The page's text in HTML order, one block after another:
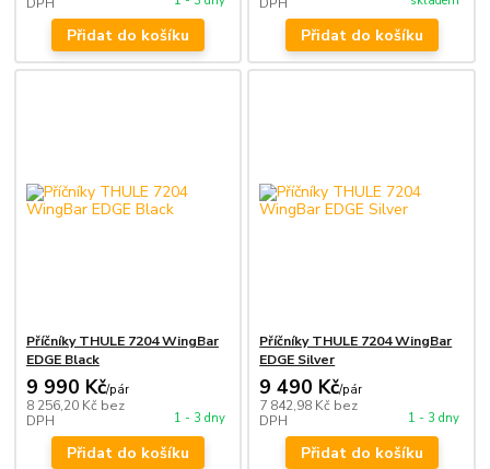
Přidat do košíku Přidat do košíku
Příčníky THULE 7204 WingBar
EDGE Black
9 990 Kč/pár
8 256,20 Kč bez
DPH
1 - 3 dny
Přidat do košíku
Příčníky THULE 7204 WingBar
EDGE Silver
9 490 Kč/pár
7 842,98 Kč bez
DPH
1 - 3 dny
Přidat do košíku